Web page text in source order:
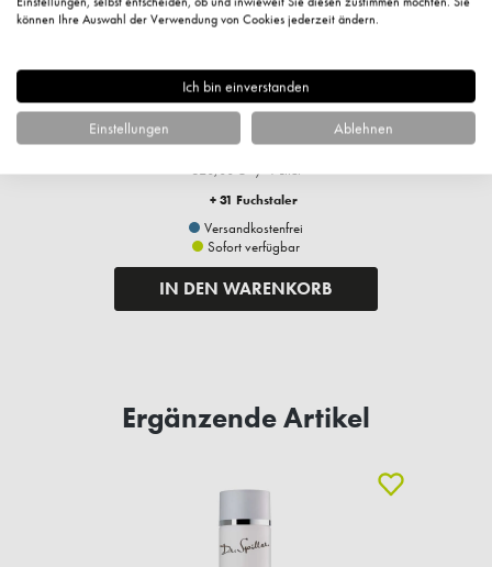
31,00 €*
620,00 €* / 1 Liter
+ 31 Fuchstaler
Versandkostenfrei
Sofort verfügbar
IN DEN WARENKORB
Ergänzende Artikel
können Ihre Auswahl der Verwendung von Cookies jederzeit ändern.
Ich bin einverstanden
Einstellungen Ablehnen